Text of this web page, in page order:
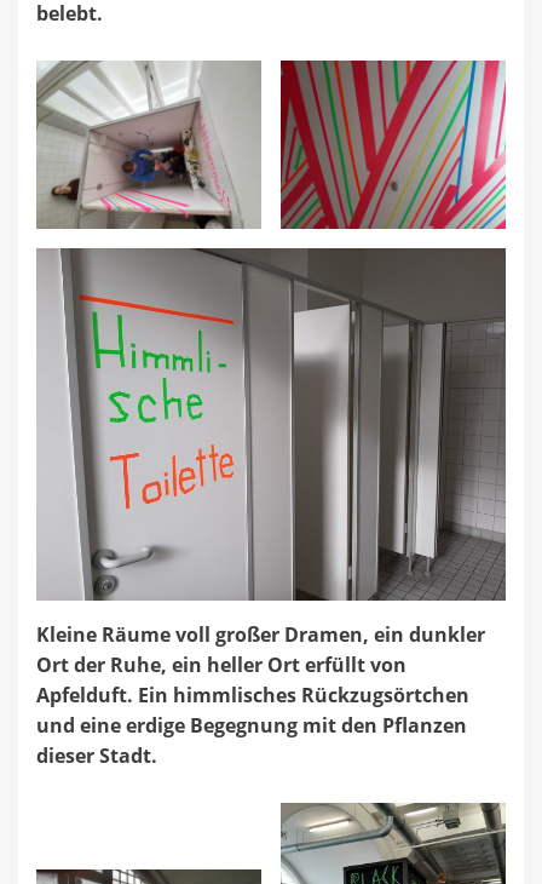
belebt.
Kleine Räume voll großer Dramen, ein dunkler
Ort der Ruhe, ein heller Ort erfüllt von
Apfelduft. Ein himmlisches Rückzugsörtchen
und eine erdige Begegnung mit den Pflanzen
dieser Stadt.